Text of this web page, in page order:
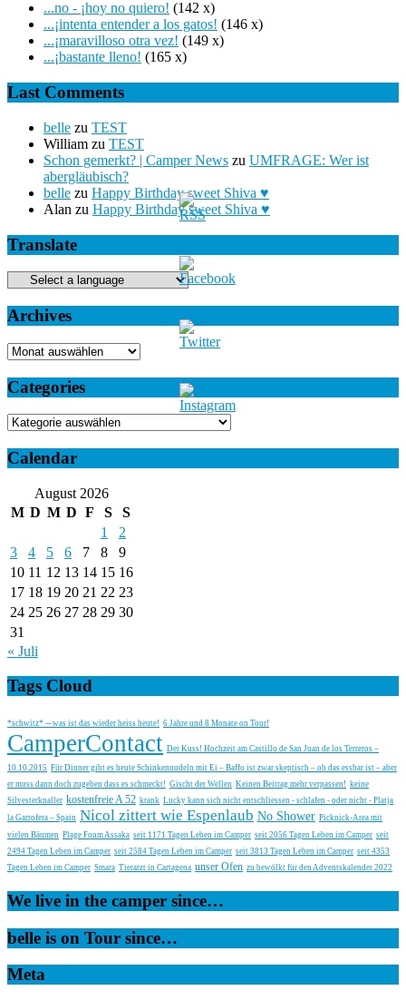
...no - ¡hoy no quiero! (142 x)
...¡intenta entender a los gatos! (146 x)
...¡maravilloso otra vez! (149 x)
...¡bastante lleno! (165 x)
Last Comments
belle zu TEST
William zu TEST
Schon gemerkt? | Camper News zu UMFRAGE: Wer ist
abergläubisch?
belle zu Happy Birthday sweet Shiva ♥
Alan zu Happy Birthday sweet Shiva ♥
Translate
Archives
Archives
Categories
Categories
Calendar
August 2026
M D M D F S
S
1
2
3
4 5 6 7 8
9
10 11 12 13 14 15 16
17 18 19 20 21 22 23
24 25 26 27 28 29 30
31
« Juli
Tags Cloud
*schwitz* ─ was ist das wieder heiss heute! 6 Jahre und 8 Monate on Tour!
CamperContact Der Kuss! Hochzeit am Castillo de San Juan de los Terreros –
10.10.2015 Für Dinner gibt es heute Schinkennudeln mit Ei – Baffo ist zwar skeptisch – ob das essbar ist – aber
er muss dann doch zugeben dass es schmeckt! Gischt der Wellen Keinen Beitrag mehr verpassen! keine
Silvesterknaller kostenfreie A 52 krank Lucky kann sich nicht entschliessen - schlafen - oder nicht - Platja
la Garrofera – Spain Nicol zittert wie Espenlaub No Shower Picknick-Area mit
vielen Bäumen Plage Foum Assaka seit 1171 Tagen Leben im Camper seit 2056 Tagen Leben im Camper seit
2494 Tagen Leben im Camper seit 2584 Tagen Leben im Camper seit 3813 Tagen Leben im Camper seit 4353
Tagen Leben im Camper Smara Tierarzt in Cartagena unser Ofen zu bewölkt für den Adventskalender 2022
We live in the camper since…
belle is on Tour since…
Meta